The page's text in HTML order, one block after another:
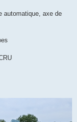
automatique, axe de